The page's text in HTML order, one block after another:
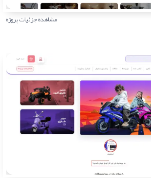
مشاهده جزئیات پروژه